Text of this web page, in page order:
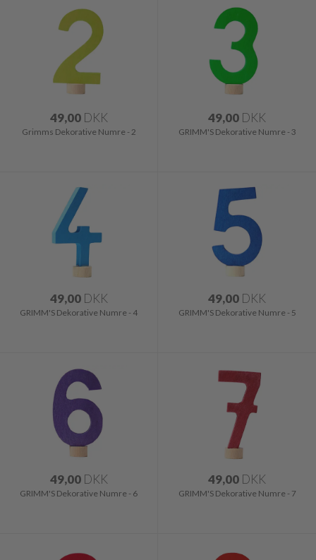
49,00 DKK
Grimms Dekorative Numre - 2
49,00 DKK
GRIMM'S Dekorative Numre - 3
49,00 DKK
GRIMM'S Dekorative Numre - 4
49,00 DKK
GRIMM'S Dekorative Numre - 5
49,00 DKK
GRIMM'S Dekorative Numre - 6
49,00 DKK
GRIMM'S Dekorative Numre - 7